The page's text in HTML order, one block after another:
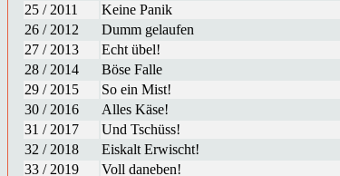
25 / 2011
Keine Panik
26 / 2012
Dumm gelaufen
27 / 2013
Echt übel!
28 / 2014
Böse Falle
29 / 2015
So ein Mist!
30 / 2016
Alles Käse!
31 / 2017
Und Tschüss!
32 / 2018
Eiskalt Erwischt!
33 / 2019
Voll daneben!